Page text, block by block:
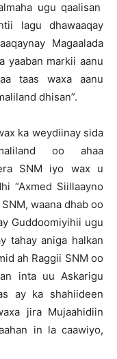
ugu qaalisan
lagu dhawaaqay
Magaalada
yaaban markii aanu
taas waxa aanu
dhisan”.
ka weydiinay sida
oo ahaa
SNM iyo wax u
“Axmed Siillaayno
waana dhab oo
Guddoomiyihii ugu
tahay aniga halkan
ah Raggii SNM oo
inta uu Askarigu
ay ka shahiideen
jira Mujaahidiin
in la caawiyo,